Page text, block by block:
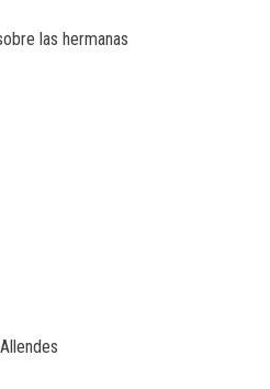
las hermanas